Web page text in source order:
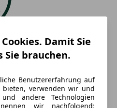
Damit Sie
Sie brauchen.
Benutzererfahrung auf
bieten, verwenden wir und
andere Technologien
wir nachfolgend: